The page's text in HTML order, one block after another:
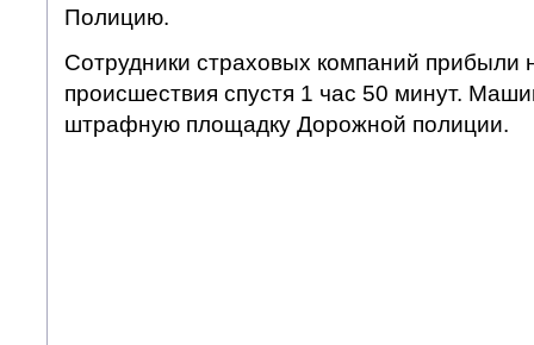
Полицию.
Сотрудники страховых компаний прибыли
происшествия спустя 1 час 50 минут.
штрафную площадку Дорожной полиции.